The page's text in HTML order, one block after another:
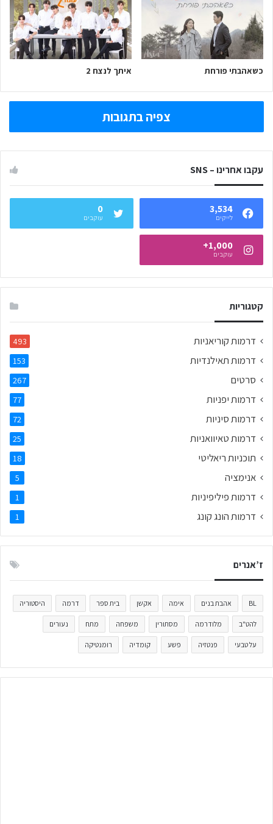
כשאהבתי פורחת איתך לנצח 2
צפיה בתגובות
עקבו אחרינו – SNS
3,534
לייקים
0
עוקבים
1,000+
עוקבים
קטגוריות
דרמות קוריאניות 493
דרמות תאילנדיות 153
סרטים 267
דרמות יפניות 77
דרמות סיניות 72
דרמות טאיוואניות 25
תוכניות ריאליטי 18
אנימציה 5
דרמות פיליפיניות 1
דרמות הונג קונג 1
ז’אנרים
BL אהבת בנים אימה אקשן בית ספר דרמה היסטוריה
להט"ב מלודרמה מסתורין משפחה מתח נעורים
על טבעי פנטזיה פשע קומדיה רומנטיקה